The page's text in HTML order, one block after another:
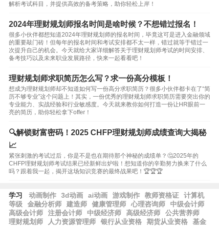
解析考试科目，并提供高效的备考策略，助你轻松上岸！
2024年理财规划师报名时间是啥时候？不想错过报名！
很多小伙伴都想知道2024年理财规划师的报名时间，毕竟这可是进入金融领域
的重要敲门砖！但每年的报名时间和考试安排都不太一样，错过就等于错过一
次提升自己的机会。今天就给大家详细解答关于理财规划师考试的时间安排、
备考技巧以及未来职业发展路径，快来一起看看吧！
理财规划师求职简历怎么写？求一份高分模板！
想成为理财规划师却不知道如何写一份高分求职简历？很多小伙伴都卡在了“简
历不够专业”这个问题上！其实，一份优秀的理财规划师求职简历需要突出你的
专业能力、实战经验和行业敏感度。今天就来教你如何打造一份让HR眼前一
亮的简历，助你轻松拿下offer！
🔍解锁财富密码！2025 CHFP理财规划师成绩查询大揭秘
📈
紧张刺激的考试过后，你是不是也在期待那个神秘的成绩单？🤔2025年的
CHFP理财规划师考试结果已经新鲜出炉啦！想知道你的辛勤努力换来了什么
吗？跟着我一起，揭开这场知识竞赛的最终战果吧！🏆🏆🏆
学习 动画制作 3d动画 ai动画 游戏制作 教师资格证
计算机
等级
金融分析师 建造师 健康管理师 心理咨询师
中级会计师
高级会计师
注册会计师 中级经济师 高级经济师
公共营养师
理财规划师
人力资源管理师 银行从业资格 期货从业资格
基金